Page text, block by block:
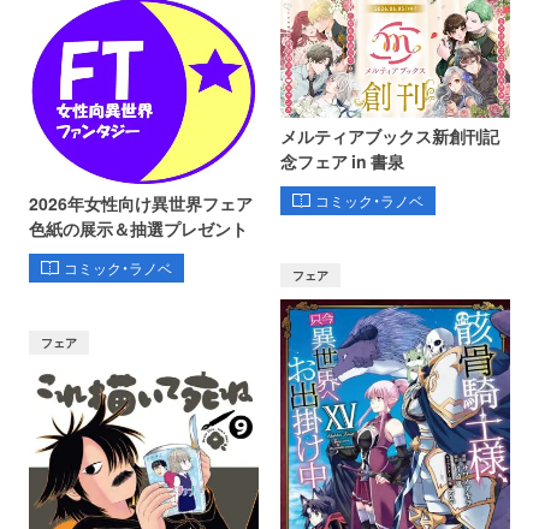
2026年女性向け異世界フェア
色紙の展示＆抽選プレゼント
コミック・ラノベ
メルティアブックス新創刊記
念フェア in 書泉
コミック・ラノベ
フェア
フェア